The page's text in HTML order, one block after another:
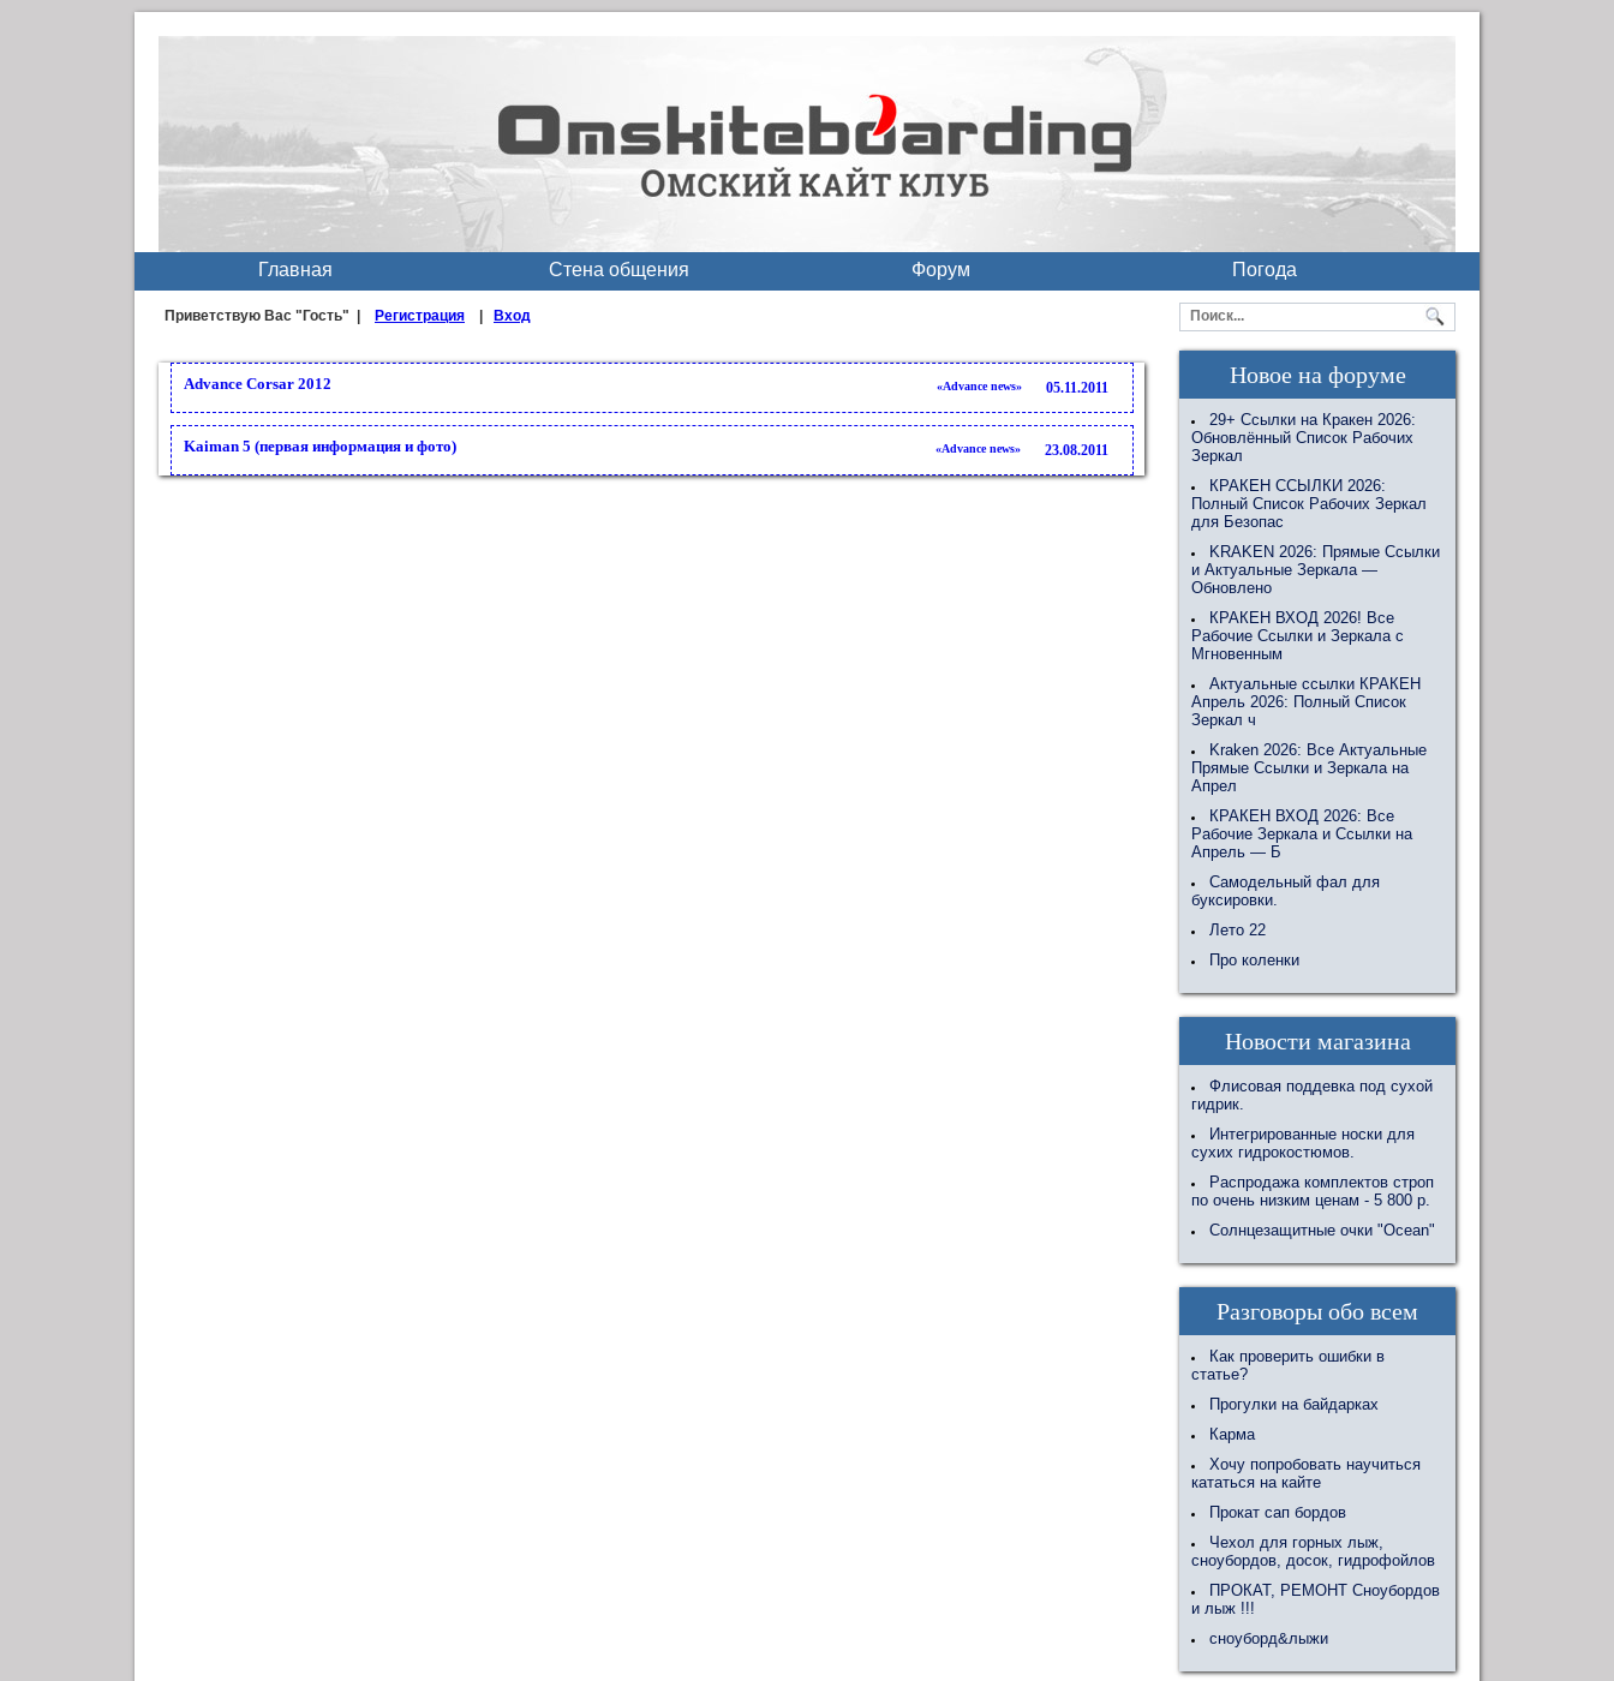
Главная Стена общения Форум Погода
Приветствую Вас "Гость" | Регистрация Вход
Advance Corsar 2012 05.11.2011
«Advance news»
Kaiman 5 (первая информация и фото) 23.08.2011
«Advance news»
Новое на форуме
29+ Ссылки на Кракен 2026:
Обновлённый Список Рабочих
Зеркал
КРАКЕН ССЫЛКИ 2026:
Полный Список Рабочих Зеркал
для Безопас
KRAKEN 2026: Прямые Ссылки
и Актуальные Зеркала —
Обновлено
КРАКЕН ВХОД 2026! Все
Рабочие Ссылки и Зеркала с
Мгновенным
Актуальные ссылки КРАКЕН
Апрель 2026: Полный Список
Зеркал ч
Kraken 2026: Все Актуальные
Прямые Ссылки и Зеркала на
Апрел
КРАКЕН ВХОД 2026: Все
Рабочие Зеркала и Ссылки на
Апрель — Б
Самодельный фал для
буксировки.
Лето 22
Про коленки
Новости магазина
Флисовая поддевка под сухой
гидрик.
Интегрированные носки для
сухих гидрокостюмов.
Распродажа комплектов строп
по очень низким ценам - 5 800 р.
Солнцезащитные очки "Ocean"
Разговоры обо всем
Как проверить ошибки в
статье?
Прогулки на байдарках
Карма
Хочу попробовать научиться
кататься на кайте
Прокат сап бордов
Чехол для горных лыж,
сноубордов, досок, гидрофойлов
ПРОКАТ, РЕМОНТ Сноубордов
и лыж !!!
сноуборд&лыжи